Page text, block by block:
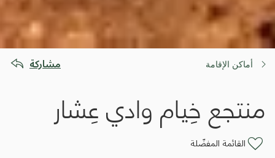
أماكن الإقامة مشاركة
منتجع خِيام وادي عِشار
القائمة المفضّلة